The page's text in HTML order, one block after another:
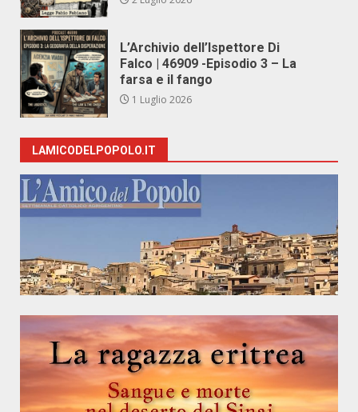
L’Archivio dell’Ispettore Di
Falco | 46909 -Episodio 3 – La
farsa e il fango
1 Luglio 2026
LAMICODELPOPOLO.IT